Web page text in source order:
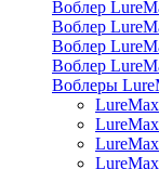
Воблер
Воблер
Воблер
Воблер
Воблеры